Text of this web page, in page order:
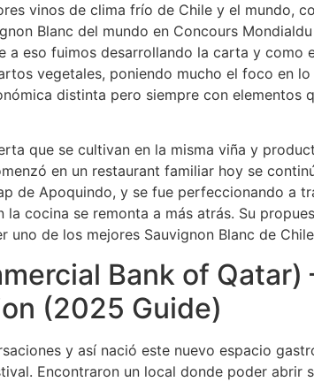
vinos de clima frío de Chile y el mundo,
Blanc del mundo en Concours
a eso fuimos desarrollando la carta y como
vegetales, poniendo mucho el foco en
distinta pero siempre con elementos
que se cultivan en la misma viña y
en un restaurant familiar hoy se
de Apoquindo, y se fue perfeccionando a
cocina se remonta a más atrás. Su
de los mejores Sauvignon Blanc de
Bank of
(2025 Guide)
y así nació este nuevo espacio
Encontraron un local donde poder abrir